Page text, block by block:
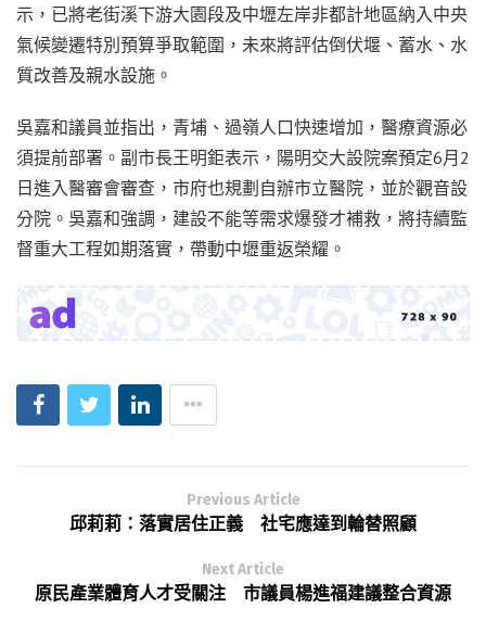
示，已將老街溪下游大園段及中壢左岸非都計地區納入中央
氣候變遷特別預算爭取範圍，未來將評估倒伏堰、蓄水、水
質改善及親水設施。
吳嘉和議員並指出，青埔、過嶺人口快速增加，醫療資源必
須提前部署。副市長王明鉅表示，陽明交大設院案預定6月2
日進入醫審會審查，市府也規劃自辦市立醫院，並於觀音設
分院。吳嘉和強調，建設不能等需求爆發才補救，將持續監
督重大工程如期落實，帶動中壢重返榮耀。
Previous Article
邱莉莉：落實居住正義 社宅應達到輪替照顧
Next Article
原民產業體育人才受關注 市議員楊進福建議整合資源